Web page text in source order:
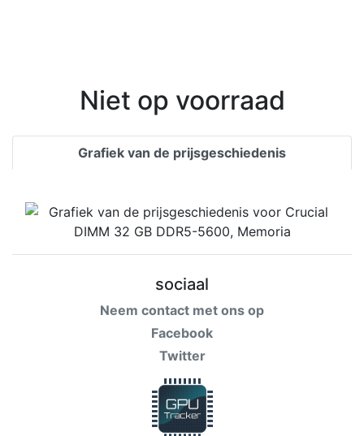
Niet op voorraad
Grafiek van de prijsgeschiedenis
sociaal
Neem contact met ons op
Facebook
Twitter